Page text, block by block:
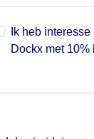
Ik heb
Dockx met 10%